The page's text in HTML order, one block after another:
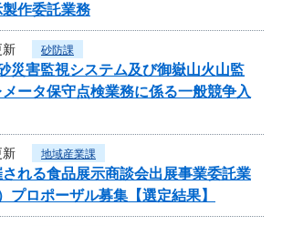
作委託業務
新 砂防課
害監視システム及び御嶽山火山監
ータ保守点検業務に係る一般競争入
新 地域産業課
れる食品展示商談会出展事業委託業
プロポーザル募集【選定結果】